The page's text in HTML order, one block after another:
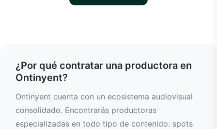
¿Por qué contratar una productora en
Ontinyent?
Ontinyent cuenta con un ecosistema audiovisual
consolidado. Encontrarás productoras
especializadas en todo tipo de contenido: spots